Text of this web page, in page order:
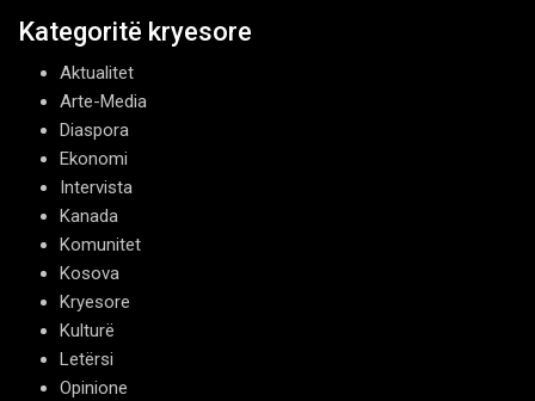
Kategoritë kryesore
Aktualitet
Arte-Media
Diaspora
Ekonomi
Intervista
Kanada
Komunitet
Kosova
Kryesore
Kulturë
Letërsi
Opinione